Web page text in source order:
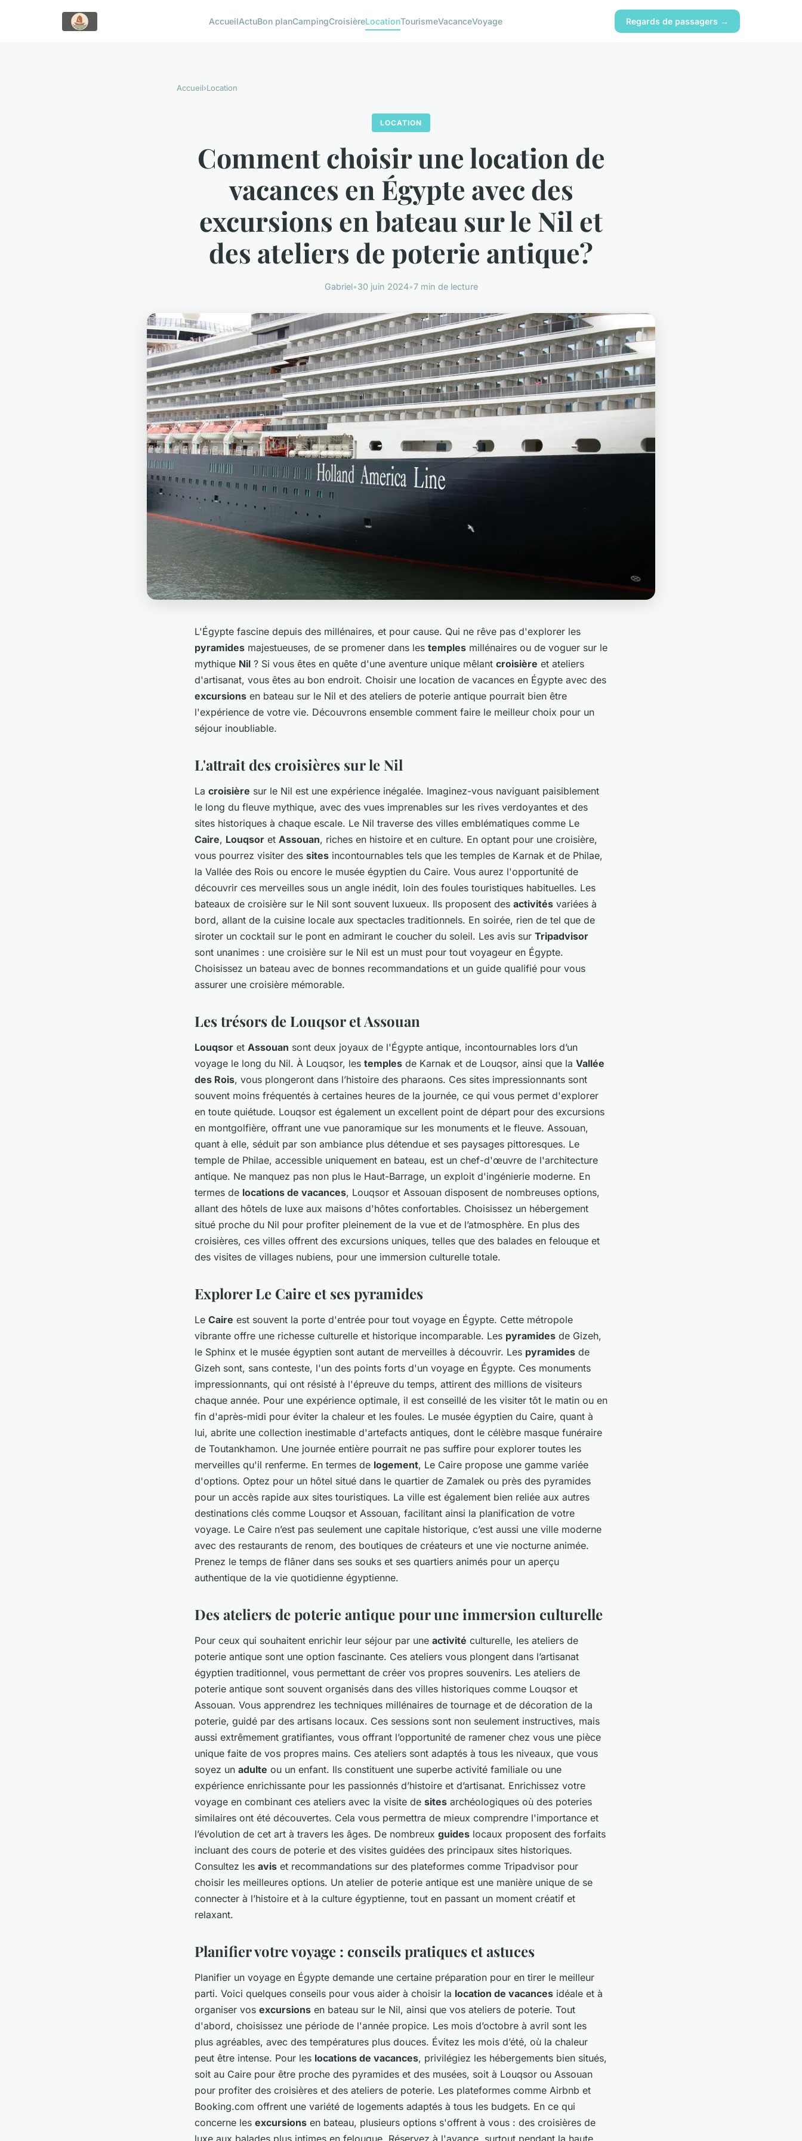
AccueilActuBon planCampingCroisièreLocationTourismeVacanceVoyage Regards de passagers →
Accueil›Location
LOCATION
Comment choisir une location de
vacances en Égypte avec des
excursions en bateau sur le Nil et
des ateliers de poterie antique?
Gabriel•30 juin 2024•7 min de lecture
L'Égypte fascine depuis des millénaires, et pour cause. Qui ne rêve pas d'explorer les
pyramides majestueuses, de se promener dans les temples millénaires ou de voguer sur le
mythique Nil ? Si vous êtes en quête d'une aventure unique mêlant croisière et ateliers
d'artisanat, vous êtes au bon endroit. Choisir une location de vacances en Égypte avec des
excursions en bateau sur le Nil et des ateliers de poterie antique pourrait bien être
l'expérience de votre vie. Découvrons ensemble comment faire le meilleur choix pour un
séjour inoubliable.
L'attrait des croisières sur le Nil
La croisière sur le Nil est une expérience inégalée. Imaginez-vous naviguant paisiblement
le long du fleuve mythique, avec des vues imprenables sur les rives verdoyantes et des
sites historiques à chaque escale. Le Nil traverse des villes emblématiques comme Le
Caire, Louqsor et Assouan, riches en histoire et en culture. En optant pour une croisière,
vous pourrez visiter des sites incontournables tels que les temples de Karnak et de Philae,
la Vallée des Rois ou encore le musée égyptien du Caire. Vous aurez l'opportunité de
découvrir ces merveilles sous un angle inédit, loin des foules touristiques habituelles. Les
bateaux de croisière sur le Nil sont souvent luxueux. Ils proposent des activités variées à
bord, allant de la cuisine locale aux spectacles traditionnels. En soirée, rien de tel que de
siroter un cocktail sur le pont en admirant le coucher du soleil. Les avis sur Tripadvisor
sont unanimes : une croisière sur le Nil est un must pour tout voyageur en Égypte.
Choisissez un bateau avec de bonnes recommandations et un guide qualifié pour vous
assurer une croisière mémorable.
Les trésors de Louqsor et Assouan
Louqsor et Assouan sont deux joyaux de l'Égypte antique, incontournables lors d’un
voyage le long du Nil. À Louqsor, les temples de Karnak et de Louqsor, ainsi que la Vallée
des Rois, vous plongeront dans l’histoire des pharaons. Ces sites impressionnants sont
souvent moins fréquentés à certaines heures de la journée, ce qui vous permet d'explorer
en toute quiétude. Louqsor est également un excellent point de départ pour des excursions
en montgolfière, offrant une vue panoramique sur les monuments et le fleuve. Assouan,
quant à elle, séduit par son ambiance plus détendue et ses paysages pittoresques. Le
temple de Philae, accessible uniquement en bateau, est un chef-d'œuvre de l'architecture
antique. Ne manquez pas non plus le Haut-Barrage, un exploit d'ingénierie moderne. En
termes de locations de vacances, Louqsor et Assouan disposent de nombreuses options,
allant des hôtels de luxe aux maisons d'hôtes confortables. Choisissez un hébergement
situé proche du Nil pour profiter pleinement de la vue et de l’atmosphère. En plus des
croisières, ces villes offrent des excursions uniques, telles que des balades en felouque et
des visites de villages nubiens, pour une immersion culturelle totale.
Explorer Le Caire et ses pyramides
Le Caire est souvent la porte d'entrée pour tout voyage en Égypte. Cette métropole
vibrante offre une richesse culturelle et historique incomparable. Les pyramides de Gizeh,
le Sphinx et le musée égyptien sont autant de merveilles à découvrir. Les pyramides de
Gizeh sont, sans conteste, l'un des points forts d'un voyage en Égypte. Ces monuments
impressionnants, qui ont résisté à l'épreuve du temps, attirent des millions de visiteurs
chaque année. Pour une expérience optimale, il est conseillé de les visiter tôt le matin ou en
fin d'après-midi pour éviter la chaleur et les foules. Le musée égyptien du Caire, quant à
lui, abrite une collection inestimable d'artefacts antiques, dont le célèbre masque funéraire
de Toutankhamon. Une journée entière pourrait ne pas suffire pour explorer toutes les
merveilles qu'il renferme. En termes de logement, Le Caire propose une gamme variée
d'options. Optez pour un hôtel situé dans le quartier de Zamalek ou près des pyramides
pour un accès rapide aux sites touristiques. La ville est également bien reliée aux autres
destinations clés comme Louqsor et Assouan, facilitant ainsi la planification de votre
voyage. Le Caire n’est pas seulement une capitale historique, c’est aussi une ville moderne
avec des restaurants de renom, des boutiques de créateurs et une vie nocturne animée.
Prenez le temps de flâner dans ses souks et ses quartiers animés pour un aperçu
authentique de la vie quotidienne égyptienne.
Des ateliers de poterie antique pour une immersion culturelle
Pour ceux qui souhaitent enrichir leur séjour par une activité culturelle, les ateliers de
poterie antique sont une option fascinante. Ces ateliers vous plongent dans l’artisanat
égyptien traditionnel, vous permettant de créer vos propres souvenirs. Les ateliers de
poterie antique sont souvent organisés dans des villes historiques comme Louqsor et
Assouan. Vous apprendrez les techniques millénaires de tournage et de décoration de la
poterie, guidé par des artisans locaux. Ces sessions sont non seulement instructives, mais
aussi extrêmement gratifiantes, vous offrant l’opportunité de ramener chez vous une pièce
unique faite de vos propres mains. Ces ateliers sont adaptés à tous les niveaux, que vous
soyez un adulte ou un enfant. Ils constituent une superbe activité familiale ou une
expérience enrichissante pour les passionnés d’histoire et d’artisanat. Enrichissez votre
voyage en combinant ces ateliers avec la visite de sites archéologiques où des poteries
similaires ont été découvertes. Cela vous permettra de mieux comprendre l'importance et
l’évolution de cet art à travers les âges. De nombreux guides locaux proposent des forfaits
incluant des cours de poterie et des visites guidées des principaux sites historiques.
Consultez les avis et recommandations sur des plateformes comme Tripadvisor pour
choisir les meilleures options. Un atelier de poterie antique est une manière unique de se
connecter à l’histoire et à la culture égyptienne, tout en passant un moment créatif et
relaxant.
Planifier votre voyage : conseils pratiques et astuces
Planifier un voyage en Égypte demande une certaine préparation pour en tirer le meilleur
parti. Voici quelques conseils pour vous aider à choisir la location de vacances idéale et à
organiser vos excursions en bateau sur le Nil, ainsi que vos ateliers de poterie. Tout
d'abord, choisissez une période de l'année propice. Les mois d’octobre à avril sont les
plus agréables, avec des températures plus douces. Évitez les mois d’été, où la chaleur
peut être intense. Pour les locations de vacances, privilégiez les hébergements bien situés,
soit au Caire pour être proche des pyramides et des musées, soit à Louqsor ou Assouan
pour profiter des croisières et des ateliers de poterie. Les plateformes comme Airbnb et
Booking.com offrent une variété de logements adaptés à tous les budgets. En ce qui
concerne les excursions en bateau, plusieurs options s'offrent à vous : des croisières de